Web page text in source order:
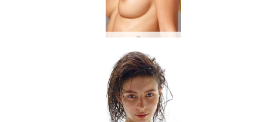
डारिना एल